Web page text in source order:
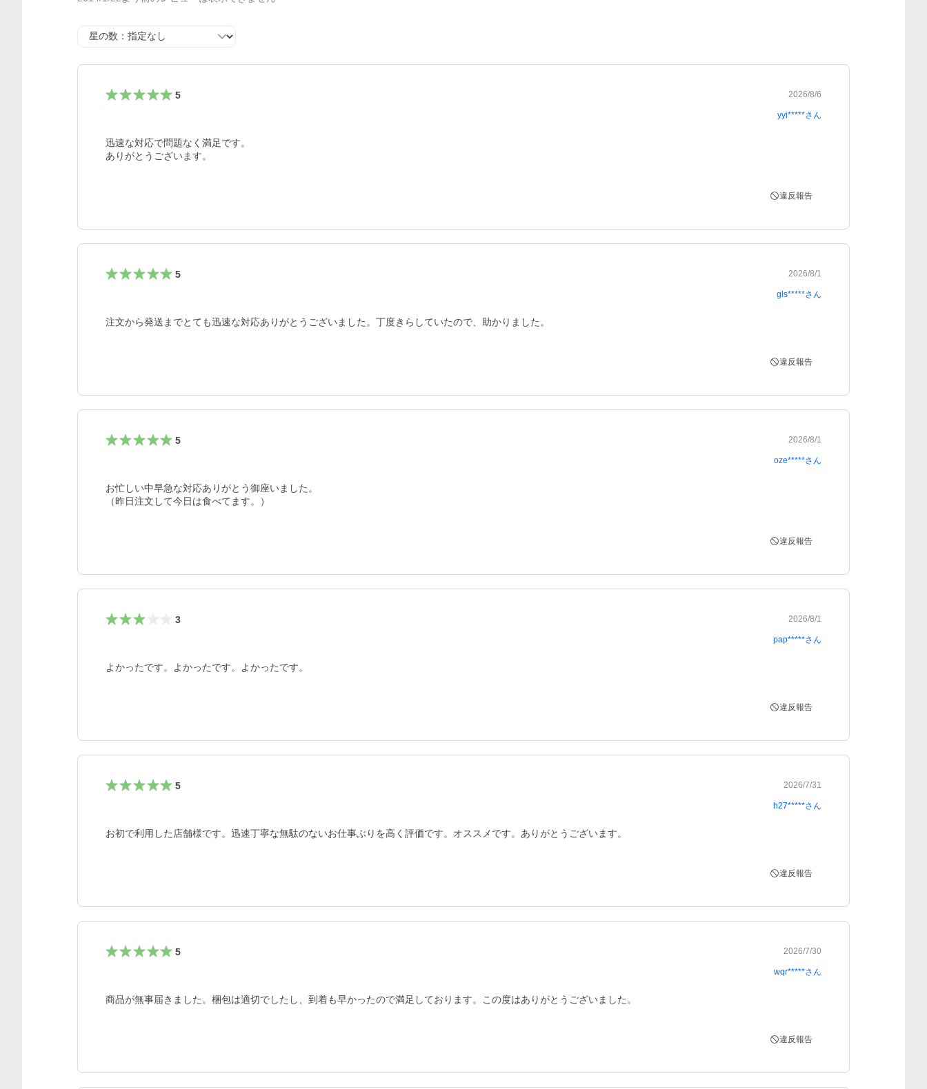
星の数
5 2026/8/6
yyi*****さん
迅速な対応で問題なく満足です。
ありがとうございます。
違反報告
5 2026/8/1
gls*****さん
注文から発送までとても迅速な対応ありがとうございました。丁度きらしていたので、助かりました。
違反報告
5 2026/8/1
oze*****さん
お忙しい中早急な対応ありがとう御座いました。
（昨日注文して今日は食べてます。）
違反報告
3 2026/8/1
pap*****さん
よかったです。よかったです。よかったです。
違反報告
5 2026/7/31
h27*****さん
お初で利用した店舗様です。迅速丁寧な無駄のないお仕事ぶりを高く評価です。オススメです。ありがとうございます。
違反報告
5 2026/7/30
wqr*****さん
商品が無事届きました。梱包は適切でしたし、到着も早かったので満足しております。この度はありがとうございました。
違反報告